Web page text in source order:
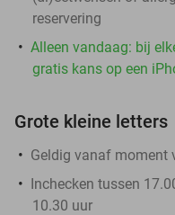
reservering
Alleen vandaag: bij
gratis kans op een
Grote kleine letters
Geldig vanaf moment
Inchecken tussen
10.30 uur